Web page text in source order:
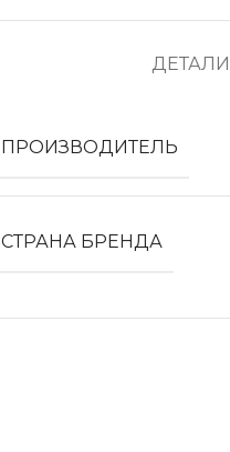
ДЕТАЛИ
ПРОИЗВОДИТЕЛЬ
СТРАНА БРЕНДА